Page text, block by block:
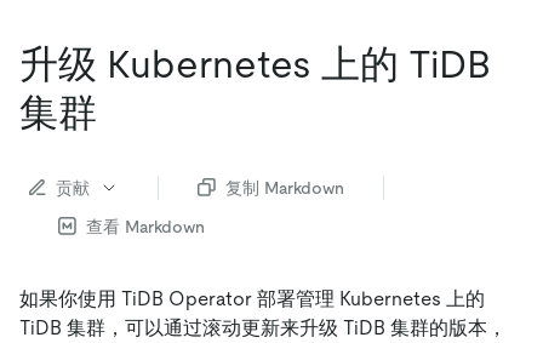
升级 Kubernetes 上的 TiDB
集群
贡献
复制 Markdown
查看 Markdown
如果你使用 TiDB Operator 部署管理 Kubernetes 上的
TiDB 集群，可以通过滚动更新来升级 TiDB 集群的版本，